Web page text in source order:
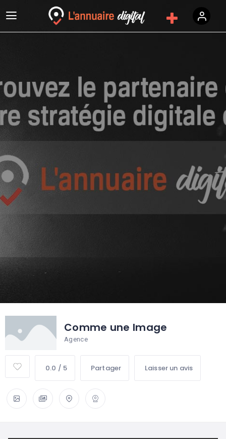
Comme une Image
Agence
0.0 / 5 Partager Laisser un avis